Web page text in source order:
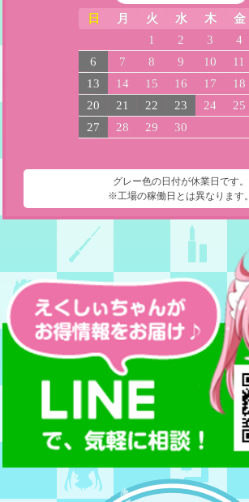
日 月 火 水 木 金
1 2 3 4
6
7 8 9 10 11
13
14 15 16 17 18
20
21 22 23 24 25
27
28 29 30
グレー色の日付が休業日です。
※工場の稼働日とは異なります。